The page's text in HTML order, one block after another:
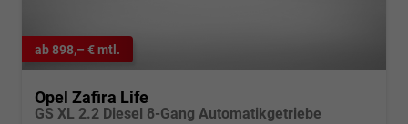
ab 898,– € mtl.
Opel Zafira Life
GS XL 2.2 Diesel 8-Gang Automatikgetriebe